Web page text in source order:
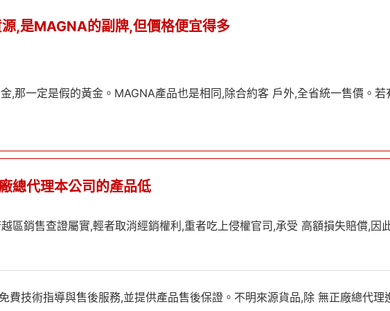
,是MAGNA的副牌,但價格便宜得多
,那一定是假的黃金。MAGNA產品也是相同,除合約客 戶外,全省統一售價。
總代理本公司的產品低
區銷售查證屬實,輕者取消經銷權利,重者吃上侵權官司,承受 高額損失賠償,因
費技術指導與售後服務,並提供產品售後保證。不明來源貨品,除 無正廠總代理